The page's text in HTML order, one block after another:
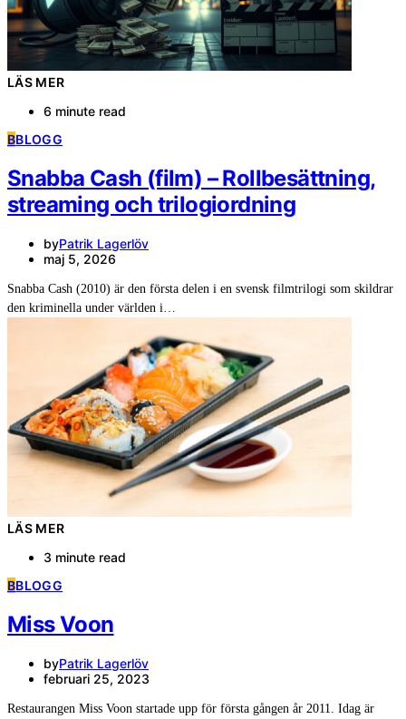
LÄS MER
6 minute read
BBLOGG
Snabba Cash (film) – Rollbesättning,
streaming och trilogiordning
byPatrik Lagerlöv
maj 5, 2026
Snabba Cash (2010) är den första delen i en svensk filmtrilogi som skildrar
den kriminella under världen i…
LÄS MER
3 minute read
BBLOGG
Miss Voon
byPatrik Lagerlöv
februari 25, 2023
Restaurangen Miss Voon startade upp för första gången år 2011. Idag är